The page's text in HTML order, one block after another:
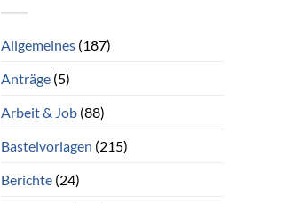
Allgemeines(187)
Anträge(5)
Arbeit & Job(88)
Bastelvorlagen (215)
Berichte(24)